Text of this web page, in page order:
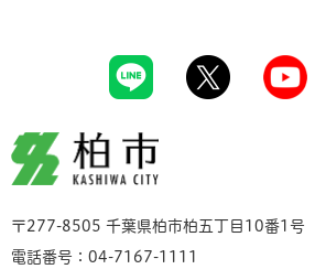
柏市
〒277-8505 千葉県柏市柏五丁目10番1号
電話番号：04-7167-1111